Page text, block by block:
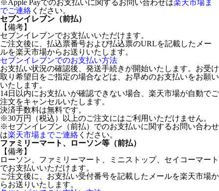
※Apple Payでのお支払いに関するお問い合わせは楽天市場ま
でご連絡 ください。
セブンイレブン（前払）
【備考】
セブンイレブンでお支払いいただけます。
ご注文後に、払込票番号および払込票のURLを記載したメー
ルを楽天市場からお送りいたします。
セブンイレブンでのお支払い方法
お支払い状況の確認後、発送手続きが開始いたします。お受け
取り希望日をご指定の場合などは、お早めのお支払いをお願い
いたします。
14日以内にお支払いが確認できない場合、楽天市場が自動でご
注文をキャンセルいたします。
決済手数料は無料です。
※30万円（税込）以上のご注文にはご利用いただけません。
※セブンイレブン（前払）でのお支払いに関するお問い合わせ
は楽天市場までご連絡 ください。
ファミリーマート、ローソン等（前払）
【備考】
ローソン、ファミリーマート、ミニストップ、セイコーマート
でお支払いいただけます。
ご注文後に、お支払い受付番号を記載したメールを楽天市場か
らお送りいたします。